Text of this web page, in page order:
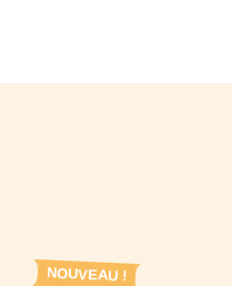
NOUVEAU !